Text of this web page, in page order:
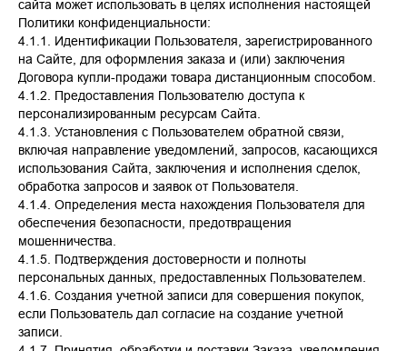
сайта может использовать в целях исполнения настоящей
Политики конфиденциальности:
4.1.1. Идентификации Пользователя, зарегистрированного
на Сайте, для оформления заказа и (или) заключения
Договора купли-продажи товара дистанционным способом.
4.1.2. Предоставления Пользователю доступа к
персонализированным ресурсам Сайта.
4.1.3. Установления с Пользователем обратной связи,
включая направление уведомлений, запросов, касающихся
использования Сайта, заключения и исполнения сделок,
обработка запросов и заявок от Пользователя.
4.1.4. Определения места нахождения Пользователя для
обеспечения безопасности, предотвращения
мошенничества.
4.1.5. Подтверждения достоверности и полноты
персональных данных, предоставленных Пользователем.
4.1.6. Создания учетной записи для совершения покупок,
если Пользователь дал согласие на создание учетной
записи.